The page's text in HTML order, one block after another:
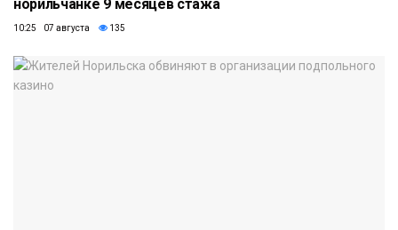
норильчанке 9 месяцев стажа
10:25 07 августа 135